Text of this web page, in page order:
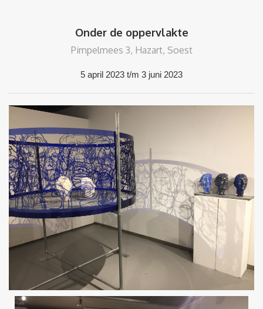
Onder de oppervlakte
Pimpelmees 3, Hazart, Soest
5 april 2023 t/m 3 juni 2023